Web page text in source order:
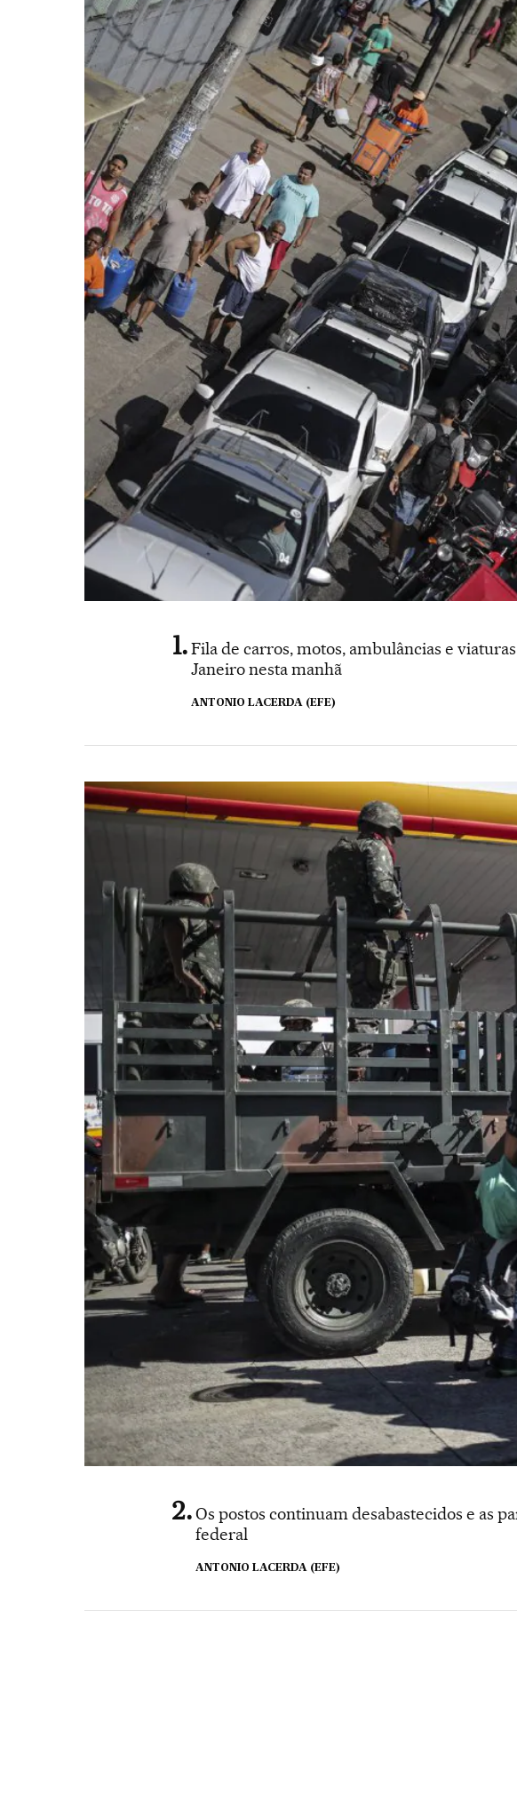
Fila de carros, motos, ambulâncias e
Janeiro nesta manhã
ANTONIO LACERDA (EFE)
Os postos continuam desabastecidos e as
federal
ANTONIO LACERDA (EFE)